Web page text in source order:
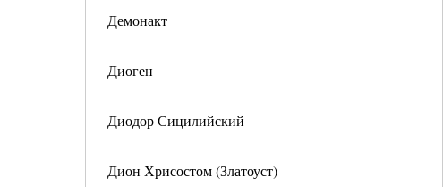
Демонакт
Диоген
Диодор Сицилийский
Дион Хрисостом (Златоуст)